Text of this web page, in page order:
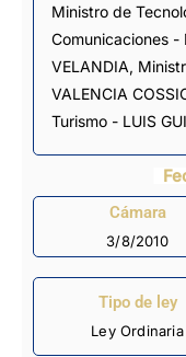
Ministro de Tecnologías de la Información y las
Comunicaciones -
VELANDIA,
VALENCIA
Turismo - LUIS
Cámara
3/8/2010
Tipo de ley
Ley Ordinaria